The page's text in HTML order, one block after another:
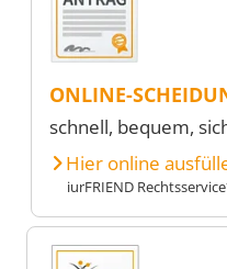
ONLINE-
schnell, bequem,
Hier online
iurFRIEND